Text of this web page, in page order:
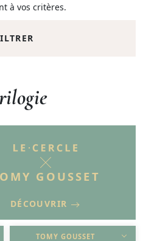
à vos critères.
GOUSSET
DÉCOUVRIR
TOMY GOUSSET